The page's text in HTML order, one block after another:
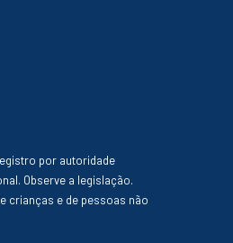
por autoridade
Observe a legislação.
crianças e de pessoas não